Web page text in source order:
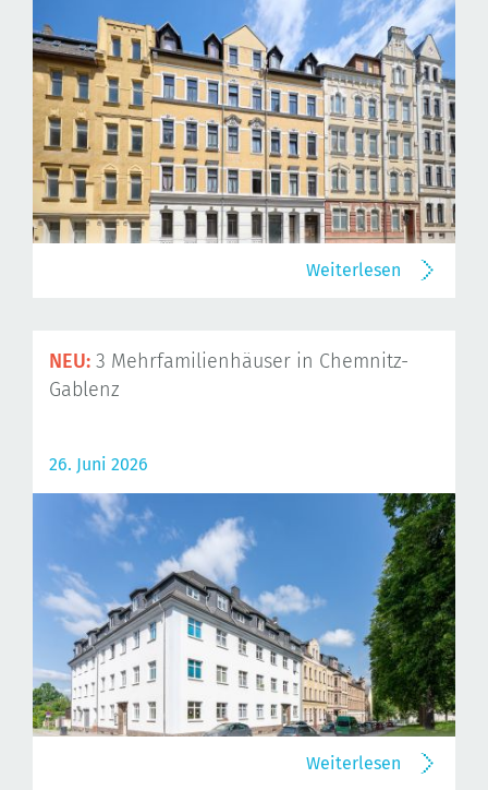
Weiterlesen
NEU: 3 Mehrfamilienhäuser in Chemnitz-
Gablenz
26. Juni 2026
Weiterlesen